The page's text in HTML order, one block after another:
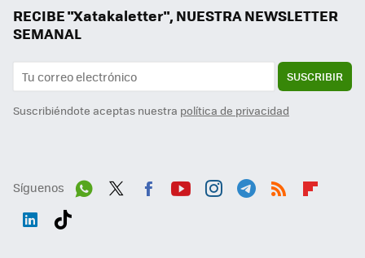
RECIBE "Xatakaletter", NUESTRA NEWSLETTER
SEMANAL
SUSCRIBIR
Suscribiéndote aceptas nuestra política de privacidad
Síguenos